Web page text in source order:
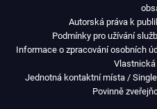
Autorská práva k
Podmínky pro užívání
Informace o zpracování osobních
Jednotná kontaktní místa /
Povinně